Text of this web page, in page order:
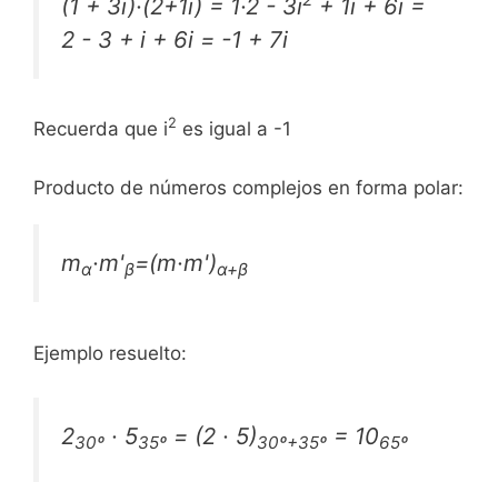
(1 + 3i)·(2+1i) = 1·2 - 3i
+ 1i + 6i =
2 - 3 + i + 6i = -1 + 7i
Recuerda que i2 es igual a -1
Producto de números complejos en forma polar:
mα·m'β=(m·m')α+β
Ejemplo resuelto:
230º · 535º = (2 · 5)30º+35º = 1065º